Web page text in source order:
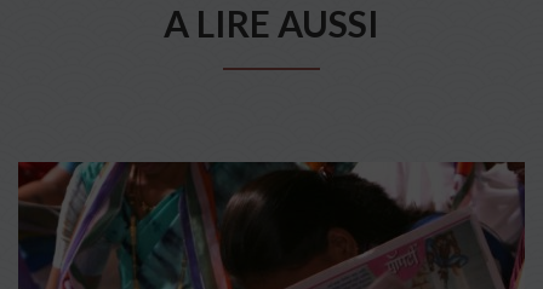
A LIRE AUSSI